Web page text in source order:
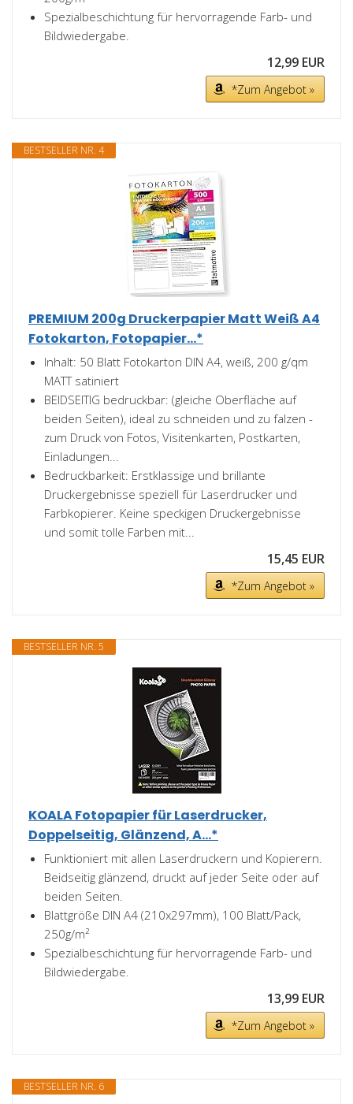
Spezialbeschichtung für hervorragende Farb- und
Bildwiedergabe.
12,99 EUR
*Zum Angebot »
BESTSELLER NR. 4
PREMIUM 200g Druckerpapier Matt Weiß A4
Fotokarton, Fotopapier...*
Inhalt: 50 Blatt Fotokarton DIN A4, weiß, 200 g/qm
MATT satiniert
BEIDSEITIG bedruckbar: (gleiche Oberfläche auf
beiden Seiten), ideal zu schneiden und zu falzen -
zum Druck von Fotos, Visitenkarten, Postkarten,
Einladungen...
Bedruckbarkeit: Erstklassige und brillante
Druckergebnisse speziell für Laserdrucker und
Farbkopierer. Keine speckigen Druckergebnisse
und somit tolle Farben mit...
15,45 EUR
*Zum Angebot »
BESTSELLER NR. 5
KOALA Fotopapier für Laserdrucker,
Doppelseitig, Glänzend, A...*
Funktioniert mit allen Laserdruckern und Kopierern.
Beidseitig glänzend, druckt auf jeder Seite oder auf
beiden Seiten.
Blattgröße DIN A4 (210x297mm), 100 Blatt/Pack,
250g/m²
Spezialbeschichtung für hervorragende Farb- und
Bildwiedergabe.
13,99 EUR
*Zum Angebot »
BESTSELLER NR. 6